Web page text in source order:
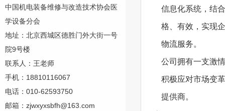
中国机电装备维修与改造技术协会医
学设备分会
地址：北京西城区德胜门外大街一号
院9号楼
联系人：王老师
手机：18810116067
电话：010-62593750
邮箱：zjwxyxsbfh@163.com
信息化系统，结
格、有效，实现
物流服务。
公司拥有一支激
积极应对市场变
提供商。